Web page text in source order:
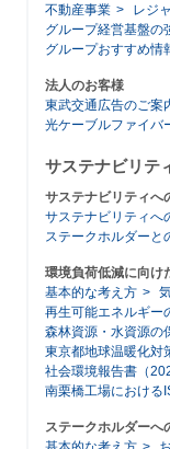
不動産事業
レジ
グループ経営基盤の
グループおすすめ情
法人のお客様
東武交通広告のご案
光ケーブルファイバ
サステナビリテ
サステナビリティへ
サステナビリティへ
ステークホルダーと
環境負荷低減に向け
基本的な考え方
再生可能エネルギー
森林資源・水資源の
東京都地球温暖化対
社会環境報告書（
南栗橋工場における
ステークホルダーへ